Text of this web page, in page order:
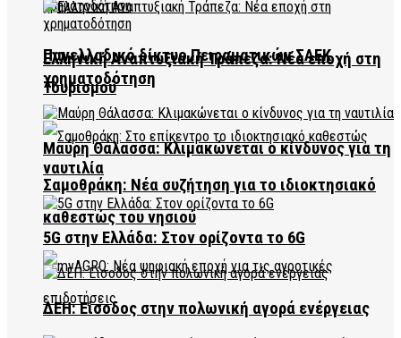
Πανελλαδικό δίκτυο Πειραματικών ΣΑΕΚ
Τουρισμού
Σαμοθράκη: Νέα συζήτηση για το ιδιοκτησιακό
καθεστώς του νησιού
Ελληνική Αναπτυξιακή Τράπεζα: Νέα εποχή στη
χρηματοδότηση
Μαύρη Θάλασσα: Κλιμακώνεται ο κίνδυνος για τη
ναυτιλία
5G στην Ελλάδα: Στον ορίζοντα το 6G
ΔΕΗ: Είσοδος στην πολωνική αγορά ενέργειας